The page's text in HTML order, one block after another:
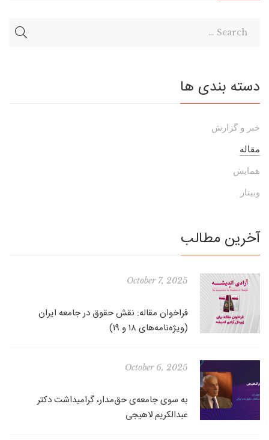
دسته بندی ها
خبر و گزارش
مقاله
همایش
وبینار
آخرین مطالب
October 7, 2025
فراخوان مقاله: نقش حقوق در جامعه ایران
(ویژه‌نامه‌های ۱۸ و ۱۹)
October 6, 2025
به سوی جامعه‌ی حق‌مدار، گرامیداشت دکتر
عبدالکریم لاهیجی